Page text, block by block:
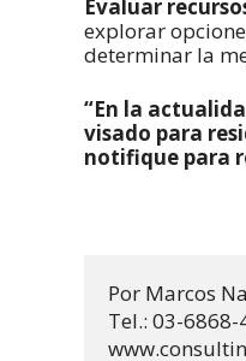
Evaluar
explorar
determinar la
“En la
visado para
notifique para
Por Marcos
Tel.: 03-